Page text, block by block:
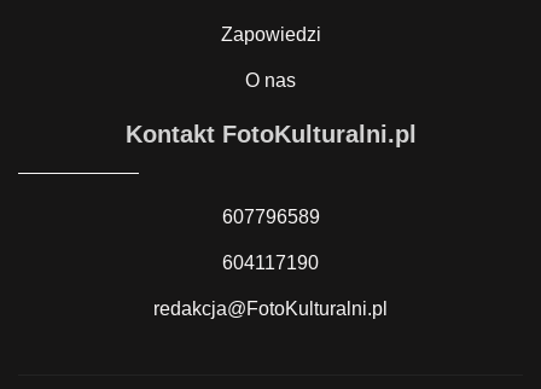
Zapowiedzi
O nas
Kontakt FotoKulturalni.pl
607796589
604117190
redakcja@FotoKulturalni.pl